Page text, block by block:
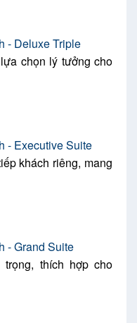
chọn lý tưởng cho
khách riêng, mang
thích hợp cho